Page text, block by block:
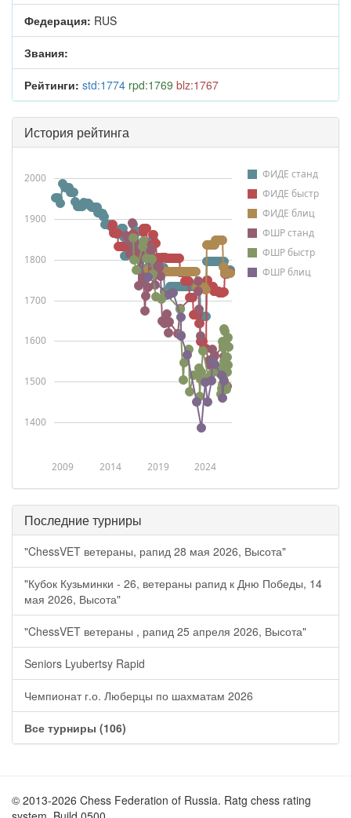
Федерация: RUS
Звания:
Рейтинги: std:1774 rpd:1769 blz:1767
История рейтинга
ФИДЕ станд
ФИДЕ быстр
ФИДЕ блиц
ФШР станд
ФШР быстр
ФШР блиц
2009 2014 2019 2024
1400
1500
1600
1700
1800
1900
2000
Последние турниры
"ChessVET ветераны, рапид 28 мая 2026, Высота"
"Кубок Кузьминки - 26, ветераны рапид к Дню Победы, 14
мая 2026, Высота"
"ChessVET ветераны , рапид 25 апреля 2026, Высота"
Seniors Lyubertsy Rapid
Чемпионат г.о. Люберцы по шахматам 2026
Все турниры (106)
© 2013-2026 Chess Federation of Russia. Ratg chess rating